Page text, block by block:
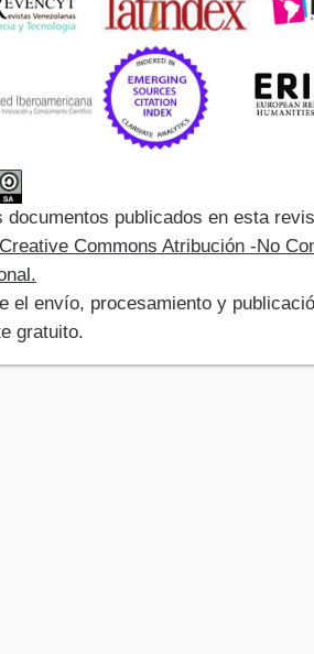
documentos publicados en esta
Commons Atribución -No
el envío, procesamiento y
gratuito.